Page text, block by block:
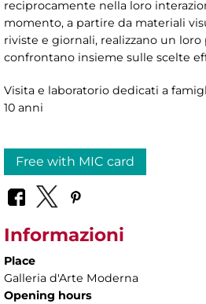
reciprocamente nella loro
momento, a partire da materiali
riviste e giornali, realizzano un
confrontano insieme sulle scelte
Visita e laboratorio dedicati a
10 anni
Free with MIC card
Informazioni
Place
Galleria d'Arte Moderna
Opening hours